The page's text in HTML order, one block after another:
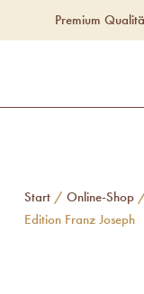
Premium
Start/ Online-Shop/
Edition Franz Joseph